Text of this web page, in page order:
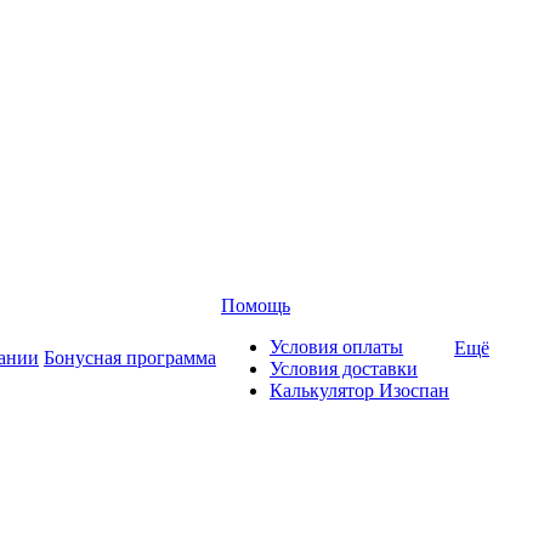
Бонусная программа
Помощь
Условия оплаты
Условия доставки
Калькулятор Изоспан
Ещё